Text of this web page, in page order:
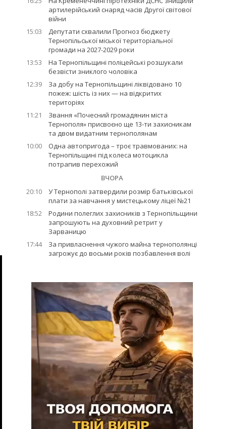
артилерійський снаряд часів Другої світової
війни
15:03
Депутати схвалили Прогноз бюджету
Тернопільської міської територіальної
громади на 2027-2029 роки
13:53
На Тернопільщині поліцейські розшукали
безвісти зниклого чоловіка
12:39
За добу на Тернопільщині ліквідовано 10
пожеж: шість із них — на відкритих
територіях
11:21
Звання «Почесний громадянин міста
Тернополя» присвоєно ще 13-ти захисникам
та двом видатним тернополянам
10:00
Одна автопригода – троє травмованих: на
Тернопільщині під колеса мотоцикла
потрапив перехожий
ВЧОРА
20:10
У Тернополі затвердили розмір батьківської
плати за навчання у мистецькому ліцеї №21
18:52
Родини полеглих захисників з Тернопільщини
запрошують на духовний ретрит у
Зарваницю
17:44
За привласнення чужого майна тернополянці
загрожує до восьми років позбавлення волі